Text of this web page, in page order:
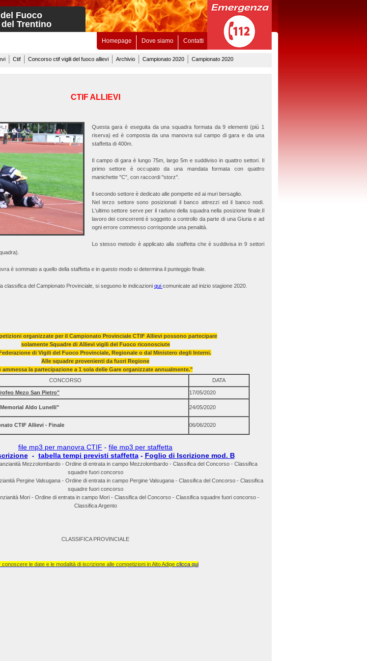
Fuoco
Trentino
Homepage Dove siamo Contatti
Ctif Concorso ctif vigili del fuoco allievi Archivio Campionato 2020 Campionato 2020
CTIF ALLIEVI
Questa gara è eseguita da una squadra formata da 9 elementi (più 1
riserva) ed è composta da una manovra sul campo di gara e da una
staffetta di 400m.
Il campo di gara è lungo 75m, largo 5m e suddiviso in quattro settori. Il
primo settore è occupato da una mandata formata con quattro
manichette "C", con raccordi "storz".
ll secondo settore è dedicato alle pompette ed ai muri bersaglio.
Nel terzo settore sono posizionati il banco attrezzi ed il banco nodi.
L'ultimo settore serve per il raduno della squadra nella posizione finale.Il
lavoro dei concorrenti è soggetto a controllo da parte di una Giuria e ad
ogni errore commesso corrisponde una penalità.
Lo stesso metodo è applicato alla staffetta che è suddivisa in 9 settori
è sommato a quello della staffetta e in questo modo si determina il punteggio finale.
classifica del Campionato Provinciale, si seguono le indicazioni qui comunicate ad inizio stagione 2020.
organizzate per il Campionato Provinciale CTIF Allievi possono partecipare
solamente Squadre di Allievi vigili del Fuoco riconosciute
di Vigili del Fuoco Provinciale, Regionale o dal Ministero degli Interni.
Alle squadre provenienti da fuori Regione
ammessa la partecipazione a 1 sola delle Gare organizzate annualmente."
CONCORSO
DATA
Mezo San Pietro" 17/05/2020
Memorial Aldo Lunelli" 24/05/2020
CTIF Allievi - Finale 06/06/2020
file mp3 per manovra CTIF - file mp3 per staffetta
- tabella tempi previsti staffetta- Foglio di Iscrizione mod. B
Mezzolombardo - Ordine di entrata in campo Mezzolombardo - Classifica del Concorso - Classifica
squadre fuori concorso
Pergine Valsugana - Ordine di entrata in campo Pergine Valsugana - Classifica del Concorso - Classifica
squadre fuori concorso
Mori - Ordine di entrata in campo Mori - Classifica del Concorso - Classifica squadre fuori concorso -
Classifica Argento
CLASSIFICA PROVINCIALE
conoscere le date e le modalità di iscrizione alle competizioni in Alto Adige clicca qui